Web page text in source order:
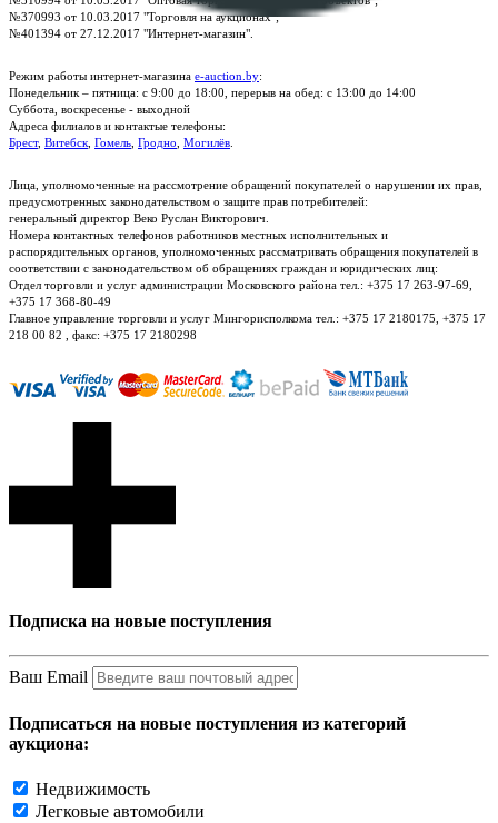
№370993 от 10.03.2017 "Торговля на аукционах";
№401394 от 27.12.2017 "Интернет-магазин".
Режим работы интернет-магазина e-auction.by:
Понедельник – пятница: с 9:00 до 18:00, перерыв на обед: с 13:00 до 14:00
Суббота, воскресенье - выходной
Адреса филиалов и контактые телефоны:
Брест, Витебск Гомель Гродно Могилёв
Лица, уполномоченные на рассмотрение обращений покупателей о нарушении их прав,
предусмотренных законодательством о защите прав потребителей:
генеральный директор Веко Руслан Викторович.
Номера контактных телефонов работников местных исполнительных и
распорядительных органов, уполномоченных рассматривать обращения покупателей в
соответствии с законодательством об обращениях граждан и юридических лиц:
Отдел торговли и услуг администрации Московского района тел.: +375 17 263-97-69,
+375 17 368-80-49
Главное управление торговли и услуг Мингорисполкома тел.: +375 17 2180175, +375 17
218 00 82 , факс: +375 17 2180298
Подписка на новые поступления
Ваш Email
Подписаться на новые поступления из категорий
аукциона:
Недвижимость
Легковые автомобили